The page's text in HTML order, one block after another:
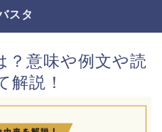
スタ
？意味や例文や読
解説！